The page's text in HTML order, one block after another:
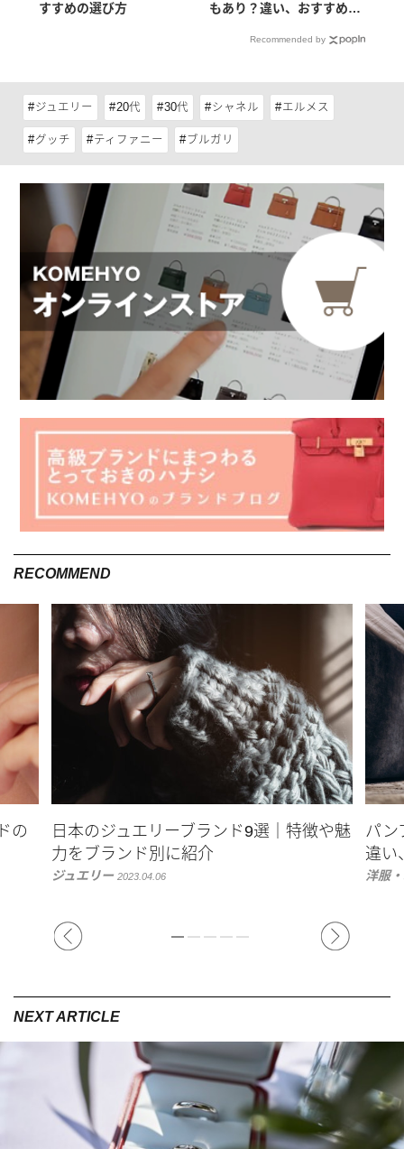
すすめの選び方
もあり？違い、おすすめア
Recommended by
ジュエリー 20代 30代 シャネル エルメス
グッチ ティファニー ブルガリ
RECOMMEND
の
日本のジュエリーブランド9選｜特徴や魅
力をブランド別に紹介
ジュエリー 2023.04.06
パン
違い
洋服